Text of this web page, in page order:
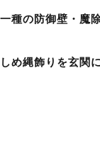
一種の防御壁・魔
しめ縄飾りを玄関